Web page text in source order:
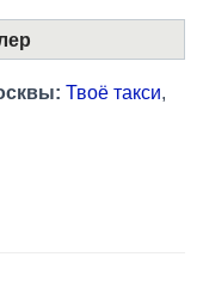
Твоё такси,